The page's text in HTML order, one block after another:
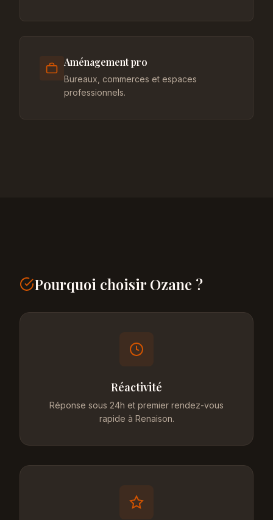
Aménagement pro
Bureaux, commerces et espaces
professionnels.
Pourquoi choisir Ozane ?
Réactivité
Réponse sous 24h et premier rendez-vous
rapide à Renaison.